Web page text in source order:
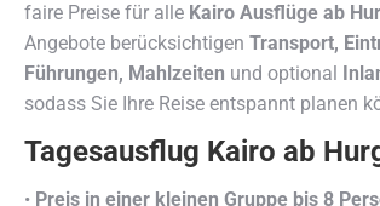
faire Preise für alle Kairo Ausflüge ab
Angebote berücksichtigen Transport,
Führungen, Mahlzeiten und optional
sodass Sie Ihre Reise entspannt planen
Tagesausflug Kairo ab
• Preis in einer kleinen Gruppe bis 8